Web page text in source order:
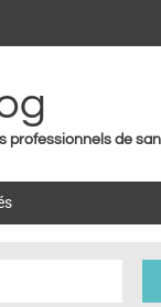
professionnels de